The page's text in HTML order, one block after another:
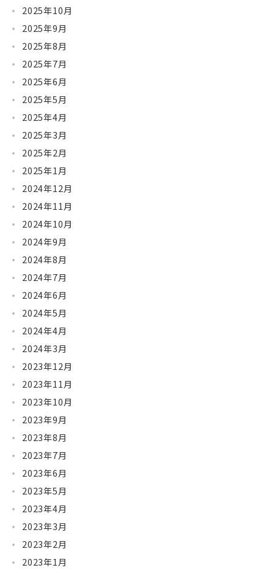
2025年10月
2025年9月
2025年8月
2025年7月
2025年6月
2025年5月
2025年4月
2025年3月
2025年2月
2025年1月
2024年12月
2024年11月
2024年10月
2024年9月
2024年8月
2024年7月
2024年6月
2024年5月
2024年4月
2024年3月
2023年12月
2023年11月
2023年10月
2023年9月
2023年8月
2023年7月
2023年6月
2023年5月
2023年4月
2023年3月
2023年2月
2023年1月